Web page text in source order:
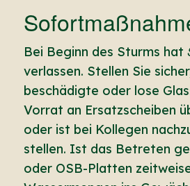
Bei Beginn des Sturms hat
verlassen. Stellen Sie
beschädigte oder lose
Vorrat an Ersatzscheiben
oder ist bei Kollegen
stellen. Ist das Betreten
oder OSB-Platten